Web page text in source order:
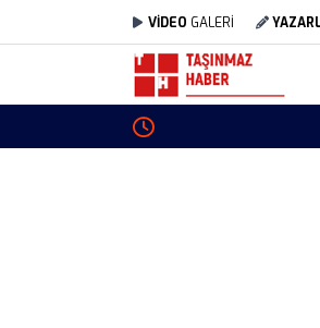
VİDEO GALERİ
MEB İlk Defa